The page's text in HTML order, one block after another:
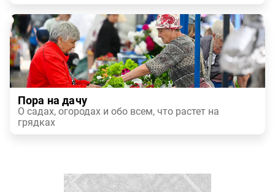
Пора на дачу
О садах, огородах и обо всем, что растет на
грядках